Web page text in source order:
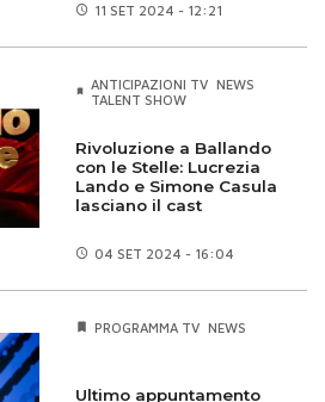
11 SET 2024 - 12:21
ANTICIPAZIONI TV NEWS
TALENT SHOW
Rivoluzione a Ballando
con le Stelle: Lucrezia
Lando e Simone Casula
lasciano il cast
04 SET 2024 - 16:04
PROGRAMMA TV NEWS
Ultimo appuntamento